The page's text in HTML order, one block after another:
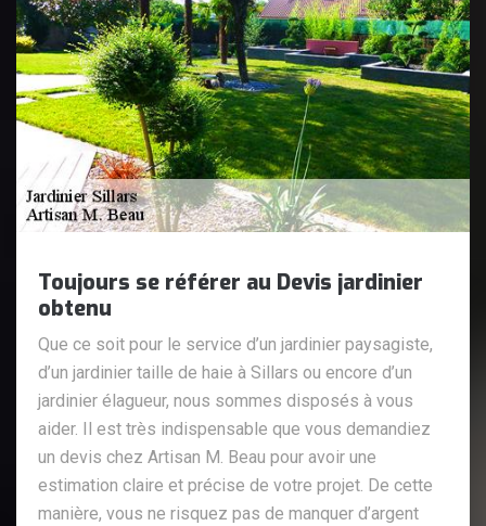
Toujours se référer au Devis jardinier
obtenu
Que ce soit pour le service d’un jardinier paysagiste,
d’un jardinier taille de haie à Sillars ou encore d’un
jardinier élagueur, nous sommes disposés à vous
aider. Il est très indispensable que vous demandiez
un devis chez Artisan M. Beau pour avoir une
estimation claire et précise de votre projet. De cette
manière, vous ne risquez pas de manquer d’argent